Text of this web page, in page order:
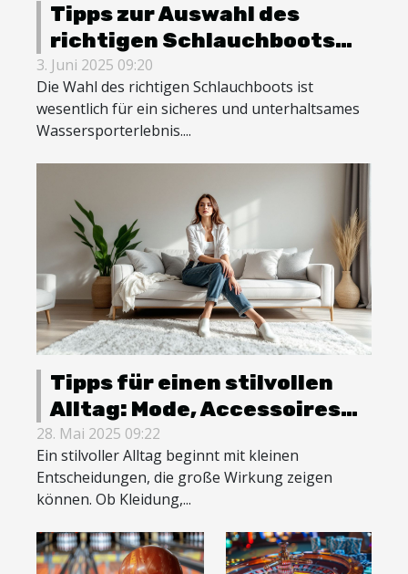
Tipps zur Auswahl des
richtigen Schlauchboots
für Wassersportaktivitäten
3. Juni 2025 09:20
Die Wahl des richtigen Schlauchboots ist
wesentlich für ein sicheres und unterhaltsames
Wassersporterlebnis....
Tipps für einen stilvollen
Alltag: Mode, Accessoires
und Dekoration
28. Mai 2025 09:22
Ein stilvoller Alltag beginnt mit kleinen
Entscheidungen, die große Wirkung zeigen
können. Ob Kleidung,...